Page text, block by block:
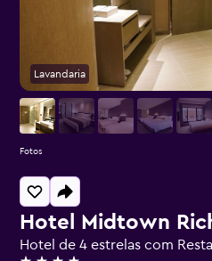
Hotel Midtown
Hotel de 4 estrelas com
Lavandaria
Fotos